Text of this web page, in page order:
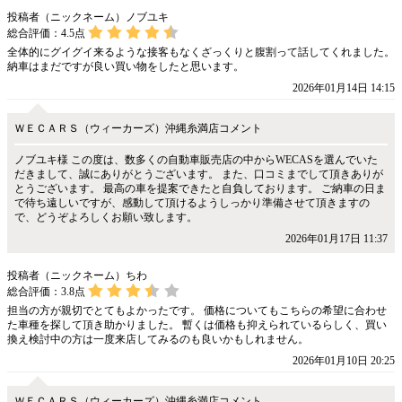
投稿者（ニックネーム）ノブユキ
総合評価： 4.5点
全体的にグイグイ来るような接客もなくざっくりと腹割って話してくれました。
納車はまだですが良い買い物をしたと思います。
2026年01月14日 14:15
ＷＥＣＡＲＳ（ウィーカーズ）沖縄糸満店コメント
ノブユキ様 この度は、数多くの自動車販売店の中からWECASを選んでいた
だきまして、誠にありがとうございます。 また、口コミまでして頂きありが
とうございます。 最高の車を提案できたと自負しております。 ご納車の日ま
で待ち遠しいですが、感動して頂けるようしっかり準備させて頂きますの
で、どうぞよろしくお願い致します。
2026年01月17日 11:37
投稿者（ニックネーム）ちわ
総合評価： 3.8点
担当の方が親切でとてもよかったです。 価格についてもこちらの希望に合わせ
た車種を探して頂き助かりました。 暫くは価格も抑えられているらしく、買い
換え検討中の方は一度来店してみるのも良いかもしれません。
2026年01月10日 20:25